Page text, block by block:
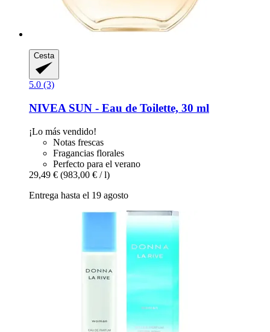
Cesta
5.0 (3)
NIVEA SUN -​ Eau de Toilette, 30 ml
¡Lo más vendido!
Notas frescas
Fragancias florales
Perfecto para el verano
29,49 € (983,00 € / l)
Entrega hasta el 19 agosto